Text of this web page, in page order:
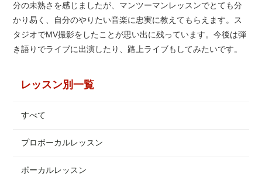
分の未熟さを感じましたが、マンツーマンレッスンでとても分
かり易く、自分のやりたい音楽に忠実に教えてもらえます。ス
タジオでMV撮影をしたことが思い出に残っています。今後は弾
き語りでライブに出演したり、路上ライブもしてみたいです。
レッスン別一覧
すべて
プロボーカルレッスン
ボーカルレッスン